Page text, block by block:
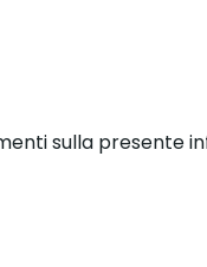
sulla presente